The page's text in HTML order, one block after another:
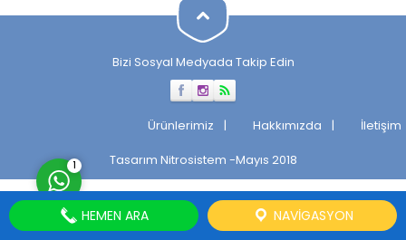
Bizi Sosyal Medyada Takip Edin
Ürünlerimiz Hakkımızda
İletişim
Tasarım Nitrosistem -Mayıs 2018
Cevap Yaz
1
HEMEN ARA NAVIGASYON